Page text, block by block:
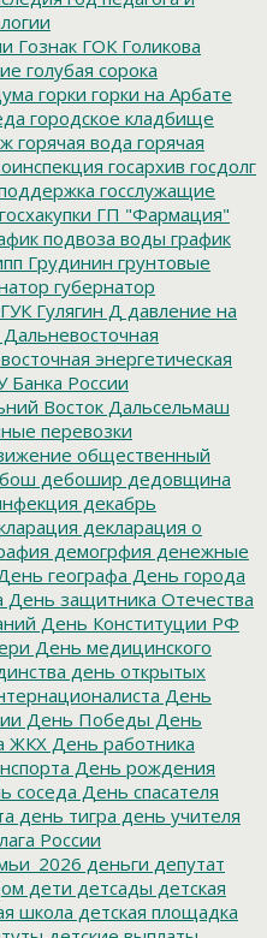
Гознак ГОК Голикова
голубая сорока
горки горки на Арбате
городское кладбище
горячая вода горячая
госархив госдолг
госслужащие
госхакупки ГП "Фармация"
подвоза воды график
Грудинин грунтовые
губернатор
ГУК Гулягин Д давление на
Дальневосточная
энергетическая
Банка России
Восток Дальсельмаш
перевозки
общественный
дебошир дедовщина
декабрь
декларация о
демогрфия денежные
географа День города
День защитника Отечества
День Конституции РФ
День медицинского
день открытых
День
День Победы День
ЖКХ День работника
День рождения
соседа День спасателя
день тигра день учителя
России
деньги депутат
дети детсады детская
школа детская площадка